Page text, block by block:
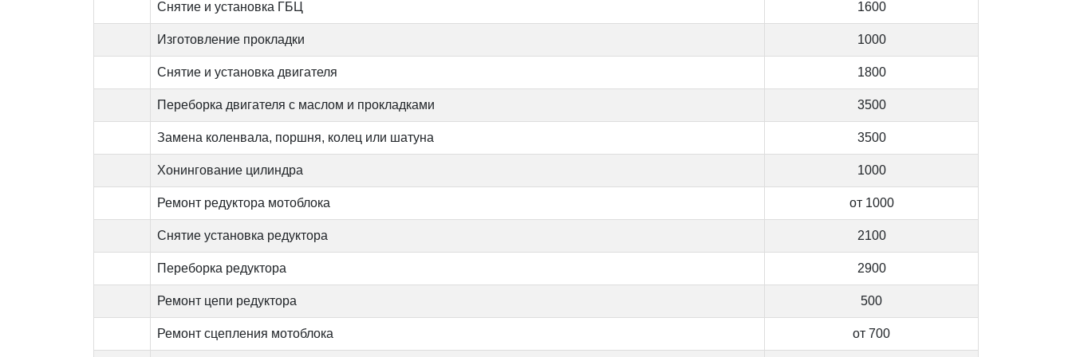
Снятие и установка ГБЦ 1600
Изготовление прокладки 1000
Снятие и установка двигателя 1800
Переборка двигателя с маслом и прокладками 3500
Замена коленвала, поршня, колец или шатуна 3500
Хонингование цилиндра 1000
Ремонт редуктора мотоблока от 1000
Снятие установка редуктора 2100
Переборка редуктора 2900
Ремонт цепи редуктора 500
Ремонт сцепления мотоблока от 700